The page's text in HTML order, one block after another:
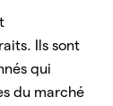
Ils sont
qui
du marché